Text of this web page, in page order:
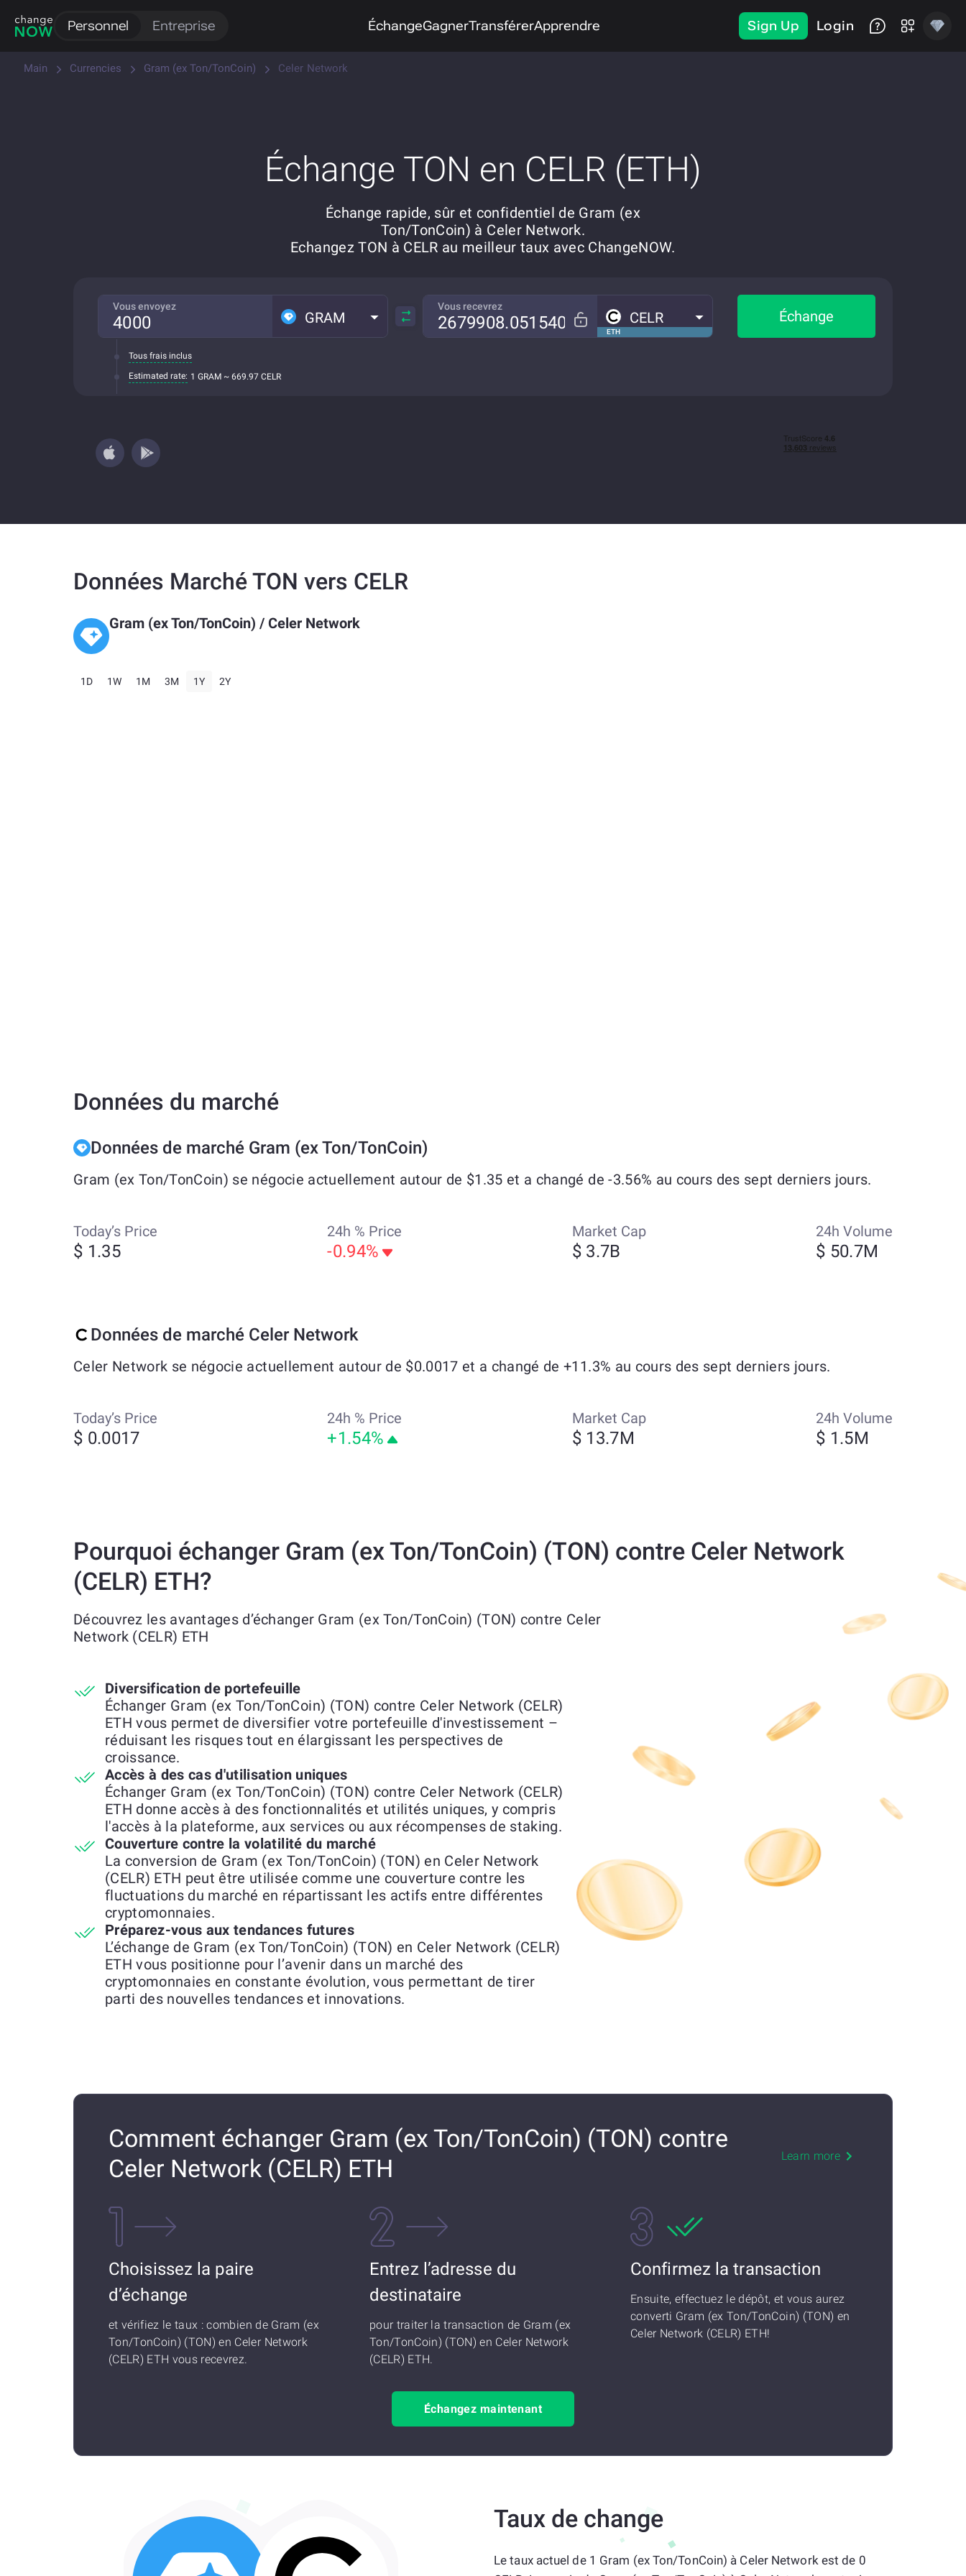
Personnel Entreprise ÉchangeGagnerTransférerApprendre Sign Up Login
Main Currencies Gram (ex Ton/TonCoin) Celer Network
Échange TON en CELR (ETH)
Échange rapide, sûr et confidentiel de Gram (ex
Ton/TonCoin) à Celer Network.
Echangez TON à CELR au meilleur taux avec ChangeNOW.
Vous envoyez
GRAM
Tous frais inclus
Estimated rate: 1 GRAM ~ 669.97 CELR
Vous recevrez
ETH
CELR Échange
Données Marché TON vers CELR
Gram (ex Ton/TonCoin) / Celer Network
1D 1W 1M 3M 1Y 2Y
Données du marché
Données de marché Gram (ex Ton/TonCoin)
Gram (ex Ton/TonCoin) se négocie actuellement autour de $1.35 et a changé de -3.56% au cours des sept derniers jours.
Today’s Price
$ 1.35
24h % Price
-0.94%
Market Cap
$ 3.7B
24h Volume
$ 50.7M
Données de marché Celer Network
Celer Network se négocie actuellement autour de $0.0017 et a changé de +11.3% au cours des sept derniers jours.
Today’s Price
$ 0.0017
24h % Price
+1.54%
Market Cap
$ 13.7M
24h Volume
$ 1.5M
Pourquoi échanger Gram (ex Ton/TonCoin) (TON) contre Celer Network
(CELR) ETH?
Découvrez les avantages d’échanger Gram (ex Ton/TonCoin) (TON) contre Celer
Network (CELR) ETH
Diversification de portefeuille
Échanger Gram (ex Ton/TonCoin) (TON) contre Celer Network (CELR)
ETH vous permet de diversifier votre portefeuille d'investissement –
réduisant les risques tout en élargissant les perspectives de
croissance.
Accès à des cas d'utilisation uniques
Échanger Gram (ex Ton/TonCoin) (TON) contre Celer Network (CELR)
ETH donne accès à des fonctionnalités et utilités uniques, y compris
l'accès à la plateforme, aux services ou aux récompenses de staking.
Couverture contre la volatilité du marché
La conversion de Gram (ex Ton/TonCoin) (TON) en Celer Network
(CELR) ETH peut être utilisée comme une couverture contre les
fluctuations du marché en répartissant les actifs entre différentes
cryptomonnaies.
Préparez-vous aux tendances futures
L’échange de Gram (ex Ton/TonCoin) (TON) en Celer Network (CELR)
ETH vous positionne pour l’avenir dans un marché des
cryptomonnaies en constante évolution, vous permettant de tirer
parti des nouvelles tendances et innovations.
Comment échanger Gram (ex Ton/TonCoin) (TON) contre
Celer Network (CELR) ETH
Learn more
Choisissez la paire
d’échange
et vérifiez le taux : combien de Gram (ex
Ton/TonCoin) (TON) en Celer Network
(CELR) ETH vous recevrez.
Entrez l’adresse du
destinataire
pour traiter la transaction de Gram (ex
Ton/TonCoin) (TON) en Celer Network
(CELR) ETH.
Confirmez la transaction
Ensuite, effectuez le dépôt, et vous aurez
converti Gram (ex Ton/TonCoin) (TON) en
Celer Network (CELR) ETH!
Échangez maintenant
Taux de change
Le taux actuel de 1 Gram (ex Ton/TonCoin) à Celer Network est de 0